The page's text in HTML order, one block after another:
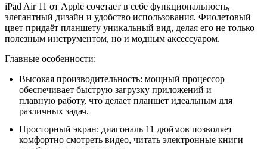
iPad Air 11 от Apple сочетает в себе функциональность,
элегантный дизайн и удобство использования. Фиолетовый
цвет придаёт планшету уникальный вид, делая его не только
полезным инструментом, но и модным аксессуаром.
Главные особенности:
Высокая производительность: мощный процессор
обеспечивает быструю загрузку приложений и
плавную работу, что делает планшет идеальным для
различных задач.
Просторный экран: диагональ 11 дюймов позволяет
комфортно смотреть видео, читать электронные книги